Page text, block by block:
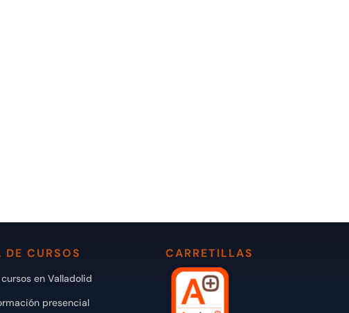
DE CURSOS
en Valladolid
presencial
CARRETILLAS